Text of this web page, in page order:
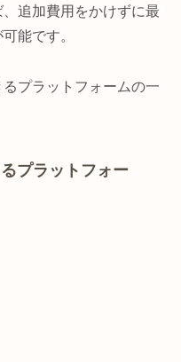
追加費用をかけずに最
能です。
プラットフォームの一
プラットフォー